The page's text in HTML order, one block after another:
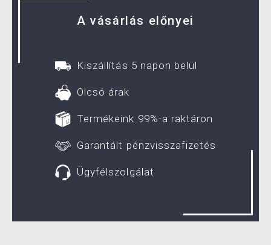
A vásárlás előnyei
Kiszállítás 5 napon belül
Olcsó árak
Termékeink 99%-a raktáron
Garantált pénzvisszafizetés
Ügyfélszolgálat